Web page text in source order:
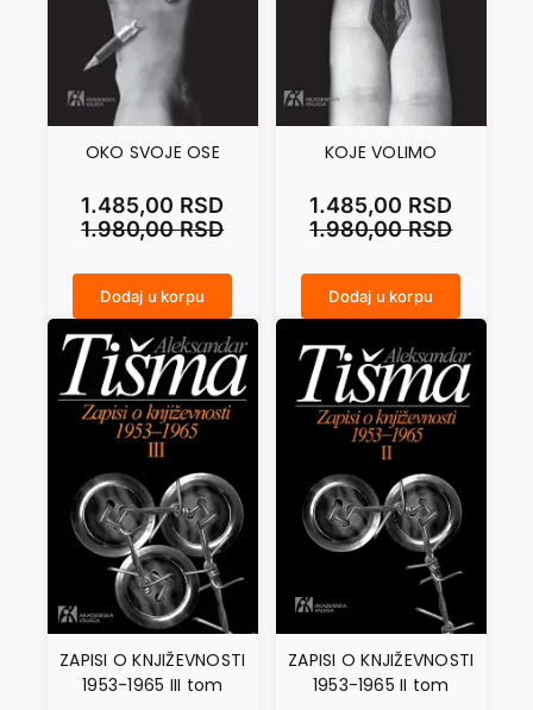
OKO SVOJE OSE
1.980,00RSD
1.485,00 RSD
Dodaj u korpu
KOJE VOLIMO
1.980,00RSD
1.485,00 RSD
Dodaj u korpu
ZAPISI O KNJIŽEVNOSTI
1953-1965 III tom
ZAPISI O KNJIŽEVNOSTI
1953-1965 II tom